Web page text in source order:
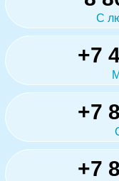
С
+7
+7
+7